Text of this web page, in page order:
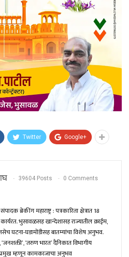
Twitter Google+
39604 Posts 0 Comments
ब्रेकींग महाराष्ट्र : पत्रकारिता क्षेत्रात 18
कार्यरत. भुसावळसह खान्देशासह राज्यातील क्राईम,
घटना-घडामोंडीसह बातम्यांचा विशेष अनुभव.
‘तरुण भारत’ दैनिकात विभागीय
म्हणून कामकाजाचा अनुभव